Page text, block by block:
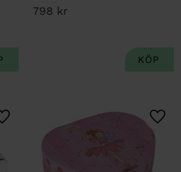
798 kr
Lägg till i favoriter